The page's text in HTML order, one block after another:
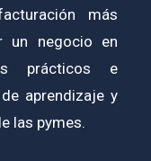
más
un negocio en
prácticos e
aprendizaje y
las pymes.